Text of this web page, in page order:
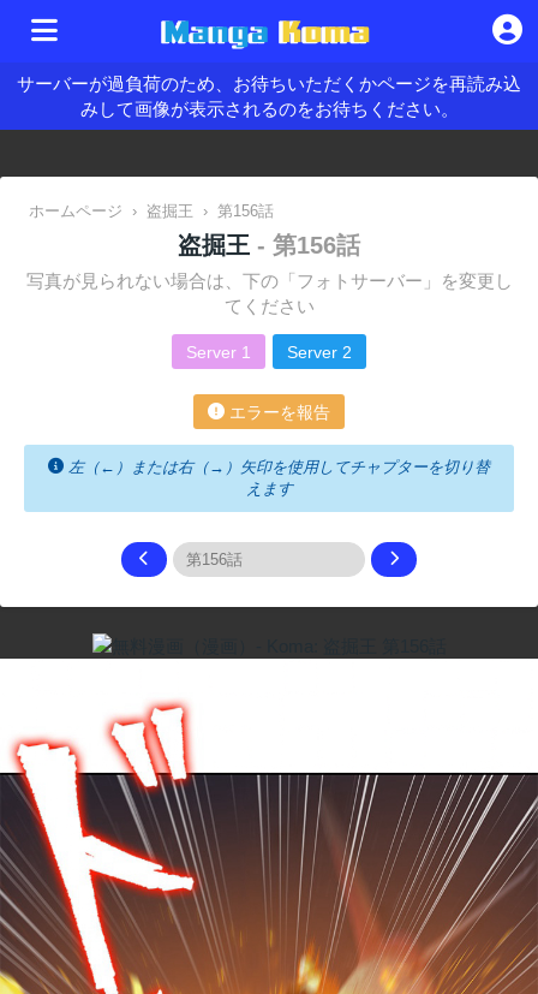
サーバーが過負荷のため、お待ちいただくかページを再読み込
みして画像が表示されるのをお待ちください。
ホームページ › 盗掘王 › 第156話
盗掘王 - 第156話
写真が見られない場合は、下の「フォトサーバー」を変更し
てください
Server 1 Server 2
エラーを報告
左（←）または右（→）矢印を使用してチャプターを切り替
えます